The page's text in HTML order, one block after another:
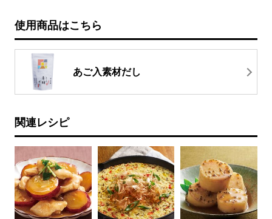
使用商品はこちら
あご入素材だし
関連レシピ